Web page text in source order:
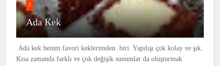
2
Ada Kek
Ada kek benim favori keklerimden biri. Yapılışı çok kolay ve şık.
Kısa zamanda farklı ve çok değişik sunumlar da oluşturmak